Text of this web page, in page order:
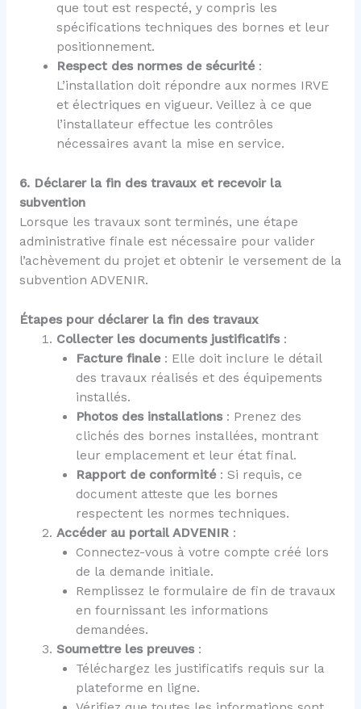
que tout est respecté, y compris les
spécifications techniques des bornes et leur
positionnement.
Respect des normes de sécurité:
L’installation doit répondre aux normes IRVE
et électriques en vigueur. Veillez à ce que
l’installateur effectue les contrôles
nécessaires avant la mise en service.
6. Déclarer la fin des travaux et recevoir la
subvention
Lorsque les travaux sont terminés, une étape
administrative finale est nécessaire pour valider
l’achèvement du projet et obtenir le versement de la
subvention ADVENIR.
Étapes pour déclarer la fin des travaux
Collecter les documents justificatifs:
Facture finale: Elle doit inclure le détail
des travaux réalisés et des équipements
installés.
Photos des installations: Prenez des
clichés des bornes installées, montrant
leur emplacement et leur état final.
Rapport de conformité: Si requis, ce
document atteste que les bornes
respectent les normes techniques.
Accéder au portail ADVENIR :
Connectez-vous à votre compte créé lors
de la demande initiale.
Remplissez le formulaire de fin de travaux
en fournissant les informations
demandées.
Soumettre les preuves:
Téléchargez les justificatifs requis sur la
plateforme en ligne.